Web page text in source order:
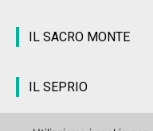
IL SACRO MONTE
IL SEPRIO